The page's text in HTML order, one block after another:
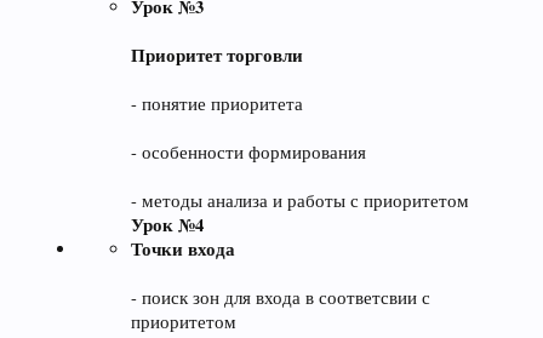
Урок №3
Приоритет торговли
- понятие приоритета
- особенности формирования
- методы анализа и работы с приоритетом
Урок №4
Точки входа
- поиск зон для входа в соответсвии с
приоритетом